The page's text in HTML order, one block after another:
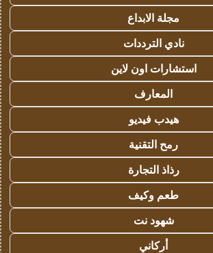
مجلة الابداع
نادي الترددات
استشارات اون لاين
المعارف
هيدب فيديو
رمح التقنية
رذاذ التجارة
طعم وكيف
شهود نت
أركاني